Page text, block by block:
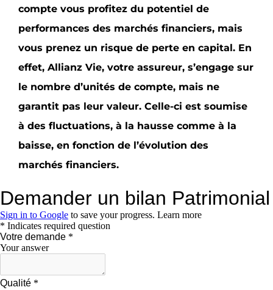
compte vous profitez du potentiel de
performances des marchés financiers, mais
vous prenez un risque de perte en capital. En
effet, Allianz Vie, votre assureur, s’engage sur
le nombre d’unités de compte, mais ne
garantit pas leur valeur. Celle-ci est soumise
à des fluctuations, à la hausse comme à la
baisse, en fonction de l’évolution des
marchés financiers.